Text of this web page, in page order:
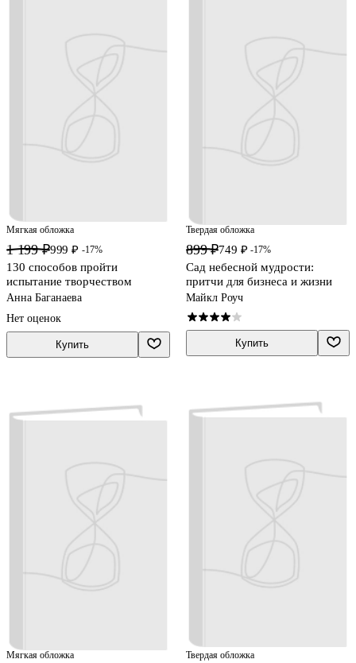
Мягкая обложка
1 199 ₽999 ₽ -17%
130 способов пройти
испытание творчеством
Анна Баганаева
Нет оценок
Купить
Твердая обложка
899 ₽749 ₽ -17%
Сад небесной мудрости:
притчи для бизнеса и жизни
Майкл Роуч
Купить
Мягкая обложка Твердая обложка